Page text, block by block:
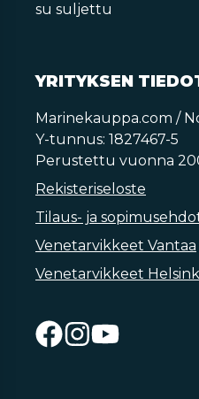
su suljettu
YRITYKSEN
Marinekauppa.com /
Y-tunnus: 1827467-5
Perustettu vuonna
Rekisteriseloste
Tilaus- ja
Venetarvikkeet Vantaa
Venetarvikkeet